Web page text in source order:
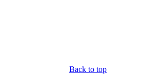
Back to top